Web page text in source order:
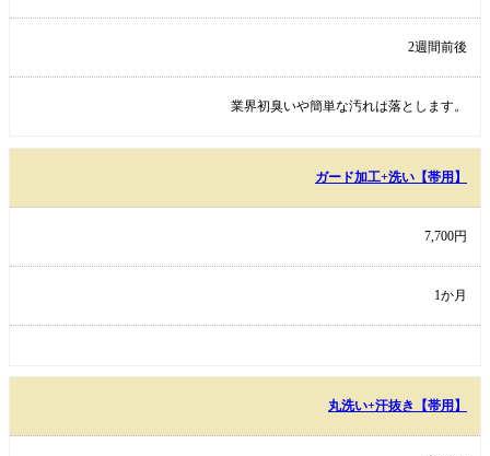
2週間前後
業界初臭いや簡単な汚れは落とします。
ガード加工+洗い【帯用】
7,700円
1か月
丸洗い+汗抜き【帯用】